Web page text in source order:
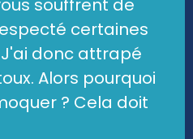
souffrent de
certaines
donc attrapé
Alors pourquoi
? Cela doit